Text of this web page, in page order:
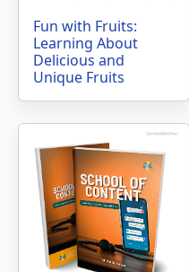
Fun with Fruits:
Learning About
Delicious and
Unique Fruits